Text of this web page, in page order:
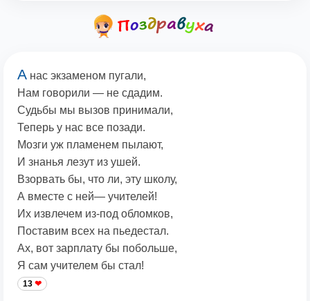
А нас экзаменом пугали,
Нам говорили — не сдадим.
Судьбы мы вызов принимали,
Теперь у нас все позади.
Мозги уж пламенем пылают,
И знанья лезут из ушей.
Взорвать бы, что ли, эту школу,
А вместе с ней— учителей!
Их извлечем из-под обломков,
Поставим всех на пьедестал.
Ах, вот зарплату бы побольше,
Я сам учителем бы стал!
13